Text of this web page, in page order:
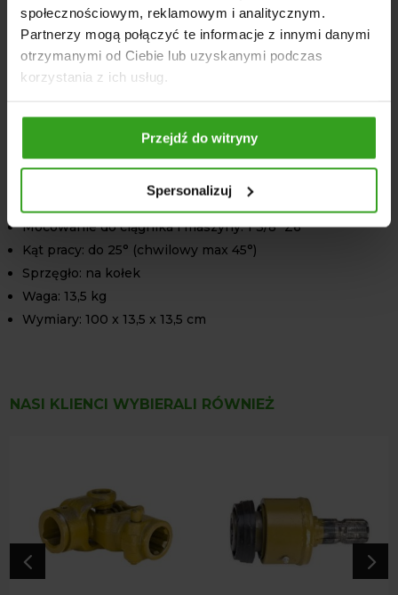
społecznościowym, reklamowym i analitycznym.
Partnerzy mogą połączyć te informacje z innymi danymi
otrzymanymi od Ciebie lub uzyskanymi podczas
korzystania z ich usług.
Przejdź do witryny
Spersonalizuj
Minimalna długość wałka: 1000 mm
Długość od krzyżaka do krzyżaka: 775 mm
Wymiary rury wewnętrznej: 36,1 x 4 mm
Wymiary rury zewnętrznej: 43,4 x 3,3 mm
Krzyżak: 27 x 74,5 mm
Maksymalny moment obrotowy: 500 Nm
System montażu: 6/6
Mocowanie do ciągnika i maszyny: 1 3/8" Z6
Kąt pracy: do 25° (chwilowy max 45°)
Sprzęgło: na kołek
Waga: 13,5 kg
Wymiary: 100 x 13,5 x 13,5 cm
NASI KLIENCI WYBIERALI RÓWNIEŻ
4 5